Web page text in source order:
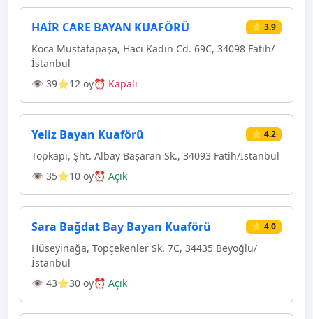
HAİR CARE BAYAN KUAFÖRÜ ⭐ 3.9
Koca Mustafapaşa, Hacı Kadın Cd. 69C, 34098 Fatih/
İstanbul
👁 39⭐12 oy⏰ Kapalı
Yeliz Bayan Kuaförü ⭐ 4.2
Topkapı, Şht. Albay Başaran Sk., 34093 Fatih/İstanbul
👁 35⭐10 oy⏰ Açık
Sara Bağdat Bay Bayan Kuaförü ⭐ 4.0
Hüseyinağa, Topçekenler Sk. 7C, 34435 Beyoğlu/
İstanbul
👁 43⭐30 oy⏰ Açık